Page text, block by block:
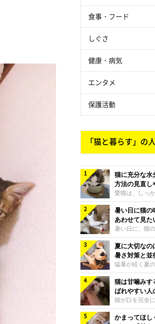
食事・フード
しぐさ
健康・病気
エンタメ
保護活動
「猫と暮らす」の
猫に充分な水
方法の見直し
入れ方を解説
愛猫は、しっ
すか？ 夏場は
ともあり、猫
も。積極的に
水方法を見直
らせたりする
師の重本仁先
めにできるた
きました。ボ
このきもち投
ルの高さは、
にならないよ
しょう。首を
関節や食道へ
暑い日に猫の
あわせて見た
暑い日に、猫
かすれる、し
って聞こえる
き、あわせて
よいのでしょ
変わるときの
などについて
の山口みき先
変化だけで判
てねこのきも
き方が変わっ
夏に大切なの
暑さ対策と並
工夫
猛暑が続く夏
内を冷やしま
は快適な温度
すぎることも
すぎ対策もし
す。今回は獣
えすぎを防ぐ4
猫は甘噛み
ばれやすい人
猫が口を完全
度に噛む“甘噛
ときに繰り出
かまってほし